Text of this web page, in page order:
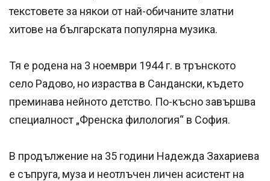
текстовете за някои от най-обичаните златни
хитове на българската популярна музика.
Тя е родена на 3 ноември 1944 г. в трънското
село Радово, но израства в Сандански, където
преминава нейното детство. По-късно завършва
специалност „Френска филология“ в София.
В продължение на 35 години Надежда Захариева
е съпруга, муза и неотлъчен личен асистент на